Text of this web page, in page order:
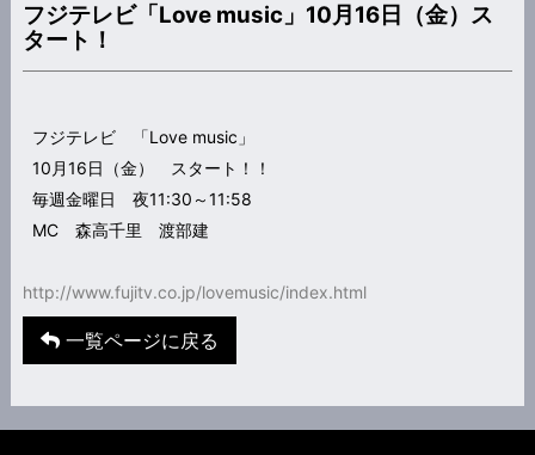
フジテレビ「Love music」10月16日（金）ス
タート！
フジテレビ 「Love music」
10月16日（金） スタート！！
毎週金曜日 夜11:30～11:58
MC 森高千里 渡部建
http://www.fujitv.co.jp/lovemusic/index.html
一覧ページに戻る